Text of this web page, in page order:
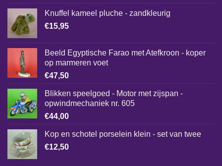
Knuffel kameel pluche - zandkleurig
€15,95
Beeld Egyptische Farao met Atefkroon - koper
op marmeren voet
€47,50
Blikken speelgoed - Motor met zijspan -
opwindmechaniek nr. 605
€44,00
Kop en schotel porselein klein - set van twee
€12,50